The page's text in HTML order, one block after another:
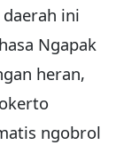
daerah ini
Ngapak
heran,
ngobrol